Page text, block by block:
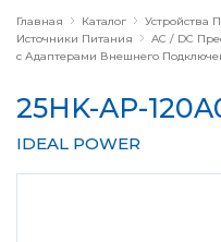
Главная Каталог
Устройства
Источники Питания
AC / DC
с Адаптерами Внешнего
25HK-AP-
IDEAL POWER
Оборудование